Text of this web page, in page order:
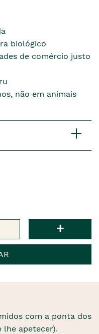
biológico
de comércio justo
não em animais
+
com a ponta dos
lhe apetecer).